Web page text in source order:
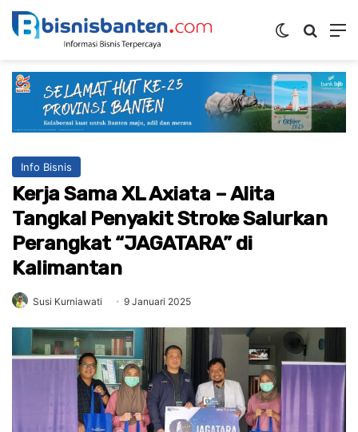
Switch skin
Info Bisnis
Kerja Sama XL Axiata – Alita
Tangkal Penyakit Stroke Salurkan
Perangkat “JAGATARA” di
Kalimantan
Susi Kurniawati 9 Januari 2025